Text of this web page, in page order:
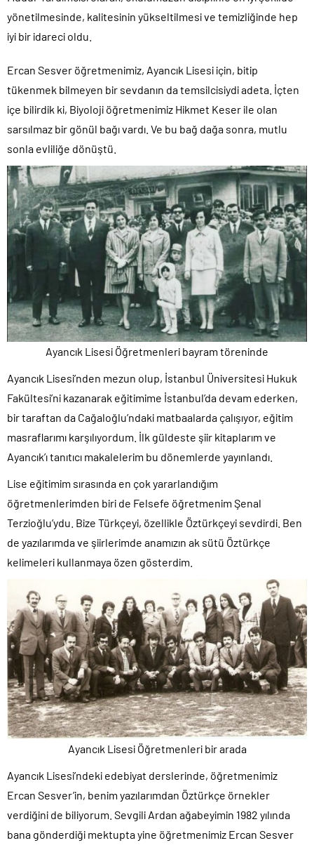
yönetilmesinde, kalitesinin yükseltilmesi ve temizliğinde hep
iyi bir idareci oldu.
Ercan Sesver öğretmenimiz, Ayancık Lisesi için, bitip
tükenmek bilmeyen bir sevdanın da temsilcisiydi adeta. İçten
içe bilirdik ki, Biyoloji öğretmenimiz Hikmet Keser ile olan
sarsılmaz bir gönül bağı vardı. Ve bu bağ dağa sonra, mutlu
sonla evliliğe dönüştü.
Ayancık Lisesi Öğretmenleri bayram töreninde
Ayancık Lisesi’nden mezun olup, İstanbul Üniversitesi Hukuk
Fakültesi’ni kazanarak eğitimime İstanbul’da devam ederken,
bir taraftan da Cağaloğlu’ndaki matbaalarda çalışıyor, eğitim
masraflarımı karşılıyordum. İlk güldeste şiir kitaplarım ve
Ayancık’ı tanıtıcı makalelerim bu dönemlerde yayınlandı.
Lise eğitimim sırasında en çok yararlandığım
öğretmenlerimden biri de Felsefe öğretmenim Şenal
Terzioğlu’ydu. Bize Türkçeyi, özellikle Öztürkçeyi sevdirdi. Ben
de yazılarımda ve şiirlerimde anamızın ak sütü Öztürkçe
kelimeleri kullanmaya özen gösterdim.
Ayancık Lisesi Öğretmenleri bir arada
Ayancık Lisesi’ndeki edebiyat derslerinde, öğretmenimiz
Ercan Sesver’in, benim yazılarımdan Öztürkçe örnekler
verdiğini de biliyorum. Sevgili Ardan ağabeyimin 1982 yılında
bana gönderdiği mektupta yine öğretmenimiz Ercan Sesver